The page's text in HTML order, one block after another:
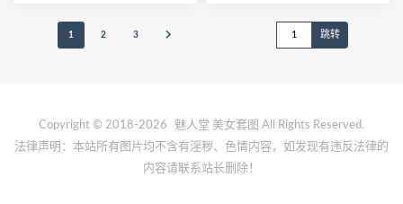
1 2 3
Copyright © 2018-2026 魅人堂 美女套图 All Rights Reserved.
法律声明：本站所有图片均不含有淫秽、色情内容，如发现有违反法律的
内容请联系站长删除！